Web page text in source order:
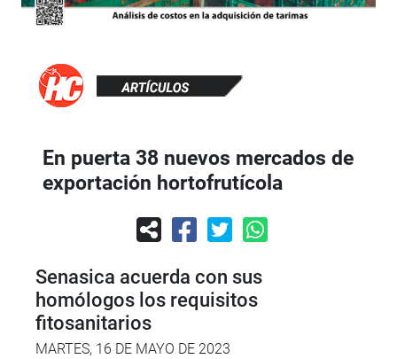
En puerta 38 nuevos mercados de
exportación hortofrutícola
Senasica acuerda con sus
homólogos los requisitos
fitosanitarios
MARTES, 16 DE MAYO DE 2023